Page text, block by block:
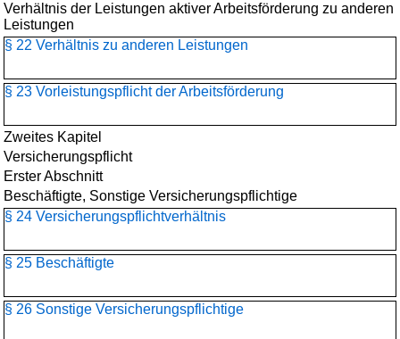
Verhältnis der Leistungen aktiver Arbeitsförderung zu anderen
Leistungen
§ 22 Verhältnis zu anderen Leistungen
§ 23 Vorleistungspflicht der Arbeitsförderung
Zweites Kapitel
Versicherungspflicht
Erster Abschnitt
Beschäftigte, Sonstige Versicherungspflichtige
§ 24 Versicherungspflichtverhältnis
§ 25 Beschäftigte
§ 26 Sonstige Versicherungspflichtige